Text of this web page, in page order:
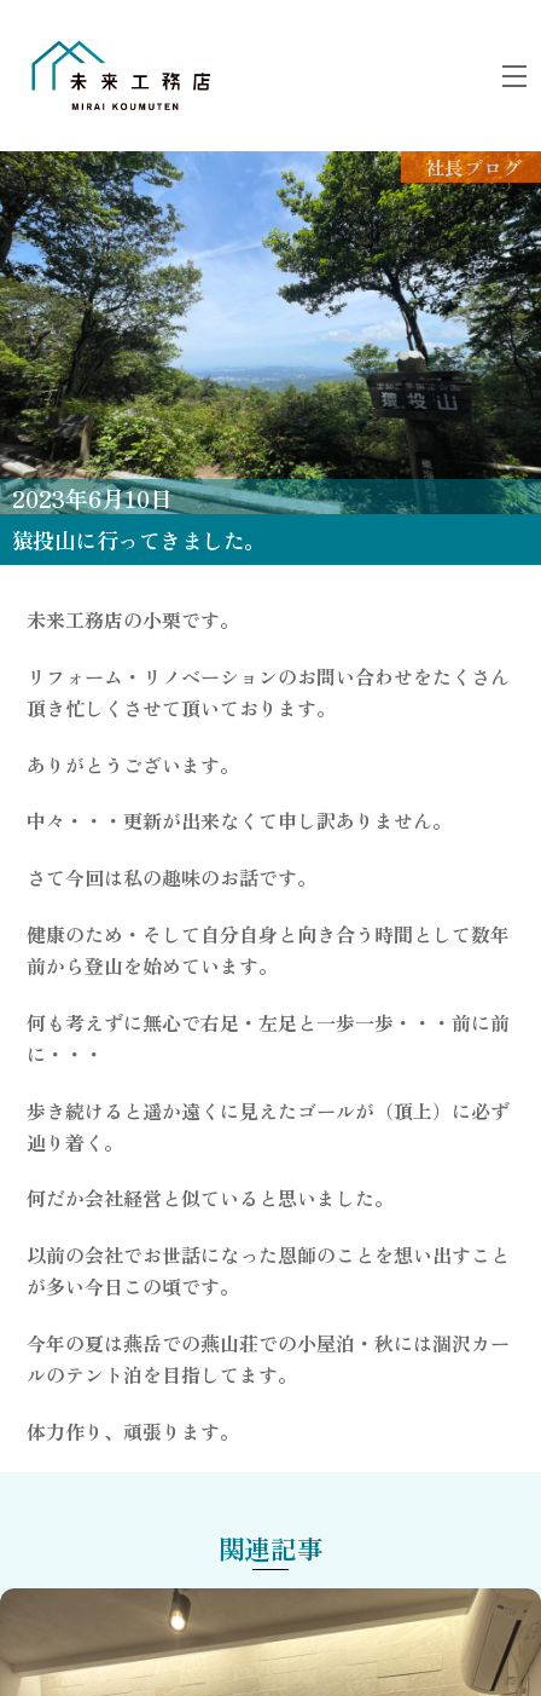
社長ブログ
2023年6月10日
猿投山に行ってきました。
未来工務店の小栗です。
リフォーム・リノベーションのお問い合わせをたくさん
頂き忙しくさせて頂いております。
ありがとうございます。
中々・・・更新が出来なくて申し訳ありません。
さて今回は私の趣味のお話です。
健康のため・そして自分自身と向き合う時間として数年
前から登山を始めています。
何も考えずに無心で右足・左足と一歩一歩・・・前に前
に・・・
歩き続けると遥か遠くに見えたゴールが（頂上）に必ず
辿り着く。
何だか会社経営と似ていると思いました。
以前の会社でお世話になった恩師のことを想い出すこと
が多い今日この頃です。
今年の夏は燕岳での燕山荘での小屋泊・秋には涸沢カー
ルのテント泊を目指してます。
体力作り、頑張ります。
関連記事